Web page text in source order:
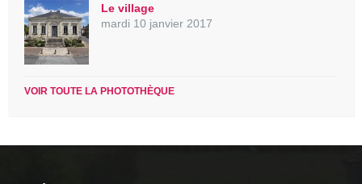
Le village
mardi 10 janvier 2017
VOIR TOUTE LA PHOTOTHÈQUE